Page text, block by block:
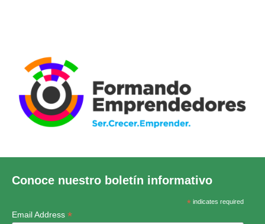
Conoce nuestro boletín informativo
*indicates required
Email Address *